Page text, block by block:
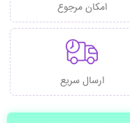
امکان مرجوع
ارسال سریع